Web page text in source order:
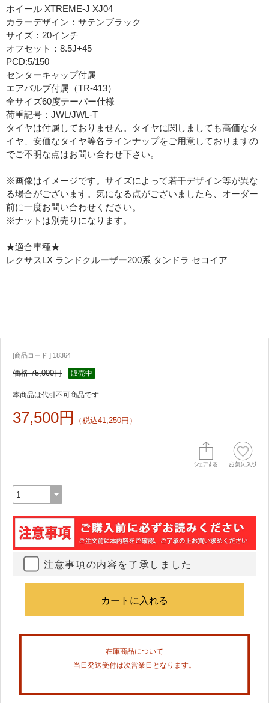
ホイール XTREME-J XJ04
カラーデザイン：サテンブラック
サイズ：20インチ
オフセット：8.5J+45
PCD:5/150
センターキャップ付属
エアバルブ付属（TR-413）
全サイズ60度テーパー仕様
荷重記号：JWL/JWL-T
タイヤは付属しておりません。タイヤに関しましても高価なタ
イヤ、安価なタイヤ等各ラインナップをご用意しておりますの
でご不明な点はお問い合わせ下さい。
※画像はイメージです。サイズによって若干デザイン等が異な
る場合がございます。気になる点がございましたら、オーダー
前に一度お問い合わせください。
※ナットは別売りになります。
★適合車種★
レクサスLX ランドクルーザー200系 タンドラ セコイア
[商品コード ] 18364
価格 75,000円 販売中
本商品は代引不可商品です
37,500円 （税込41,250円）
注意事項の内容を了承しました
在庫商品について
当日発送受付は次営業日となります。